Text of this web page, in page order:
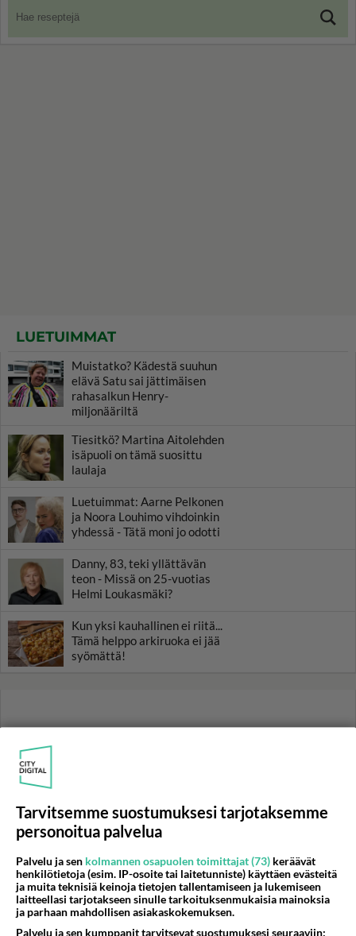
LUETUIMMAT
Muistatko? Kädestä suuhun
elävä Satu sai jättimäisen
rahasalkun Henry-
miljonääriltä
Tiesitkö? Martina Aitolehden
isäpuoli on tämä suosittu
laulaja
Luetuimmat: Aarne Pelkonen
ja Noora Louhimo vihdoinkin
yhdessä - Tätä moni jo odotti
Danny, 83, teki yllättävän
teon - Missä on 25-vuotias
Helmi Loukasmäki?
Kun yksi kauhallinen ei riitä...
Tämä helppo arkiruoka ei jää
syömättä!
Tarvitsemme suostumuksesi tarjotaksemme
personoitua palvelua
Palvelu ja sen kolmannen osapuolen toimittajat (73) keräävät
henkilötietoja (esim. IP-osoite tai laitetunniste) käyttäen evästeitä
ja muita teknisiä keinoja tietojen tallentamiseen ja lukemiseen
laitteellasi tarjotakseen sinulle tarkoituksenmukaisia mainoksia
ja parhaan mahdollisen asiakaskokemuksen.
Palvelu ja sen kumppanit tarvitsevat suostumuksesi seuraaviin: